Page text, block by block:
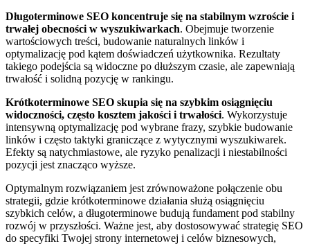
Długoterminowe SEO koncentruje się na stabilnym wzroście i
trwałej obecności w wyszukiwarkach. Obejmuje tworzenie
wartościowych treści, budowanie naturalnych linków i
optymalizację pod kątem doświadczeń użytkownika. Rezultaty
takiego podejścia są widoczne po dłuższym czasie, ale zapewniają
trwałość i solidną pozycję w rankingu.
Krótkoterminowe SEO skupia się na szybkim osiągnięciu
widoczności, często kosztem jakości i trwałości. Wykorzystuje
intensywną optymalizację pod wybrane frazy, szybkie budowanie
linków i często taktyki graniczące z wytycznymi wyszukiwarek.
Efekty są natychmiastowe, ale ryzyko penalizacji i niestabilności
pozycji jest znacząco wyższe.
Optymalnym rozwiązaniem jest zrównoważone połączenie obu
strategii, gdzie krótkoterminowe działania służą osiągnięciu
szybkich celów, a długoterminowe budują fundament pod stabilny
rozwój w przyszłości. Ważne jest, aby dostosowywać strategię SEO
do specyfiki Twojej strony internetowej i celów biznesowych,